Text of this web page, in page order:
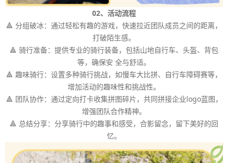
02、活动流程
🔺 分组破冰：通过轻松有趣的游戏，快速拉近团队成员之间的距离，
打破陌生感。
🔺 骑行准备：提供专业的骑行装备，包括山地自行车、头盔、背包
等，确保安 全与舒适。
🔺 趣味骑行：设置多种骑行挑战，如慢车大比拼、自行车障碍赛等，
增加活动的趣味性和挑战性。
🔺 团队协作：通过定向打卡收集拼图碎片，共同拼接企业logo蓝图，
增强团队合作精神。
🔺 总结分享：分享骑行中的趣事和感受，合影留念，留下美好的回
忆。